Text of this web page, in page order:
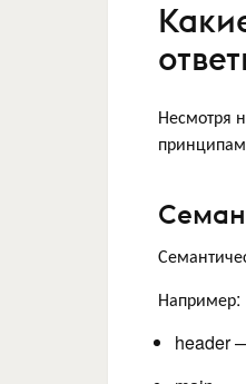
Несмотря
Например:
header